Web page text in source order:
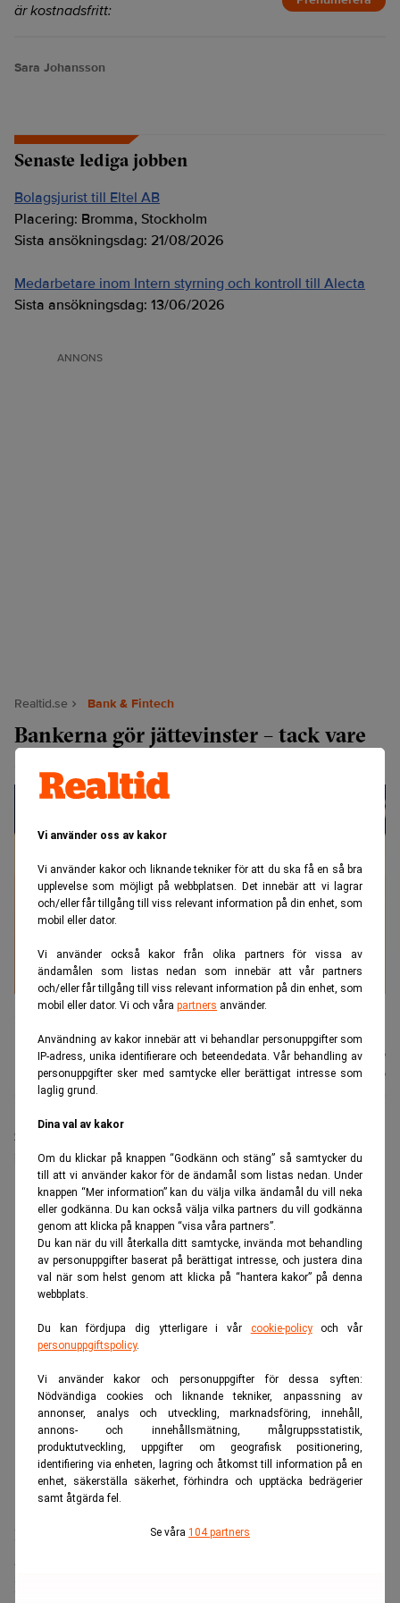
Vi använder oss av kakor
Vi använder kakor och liknande tekniker för att du ska få en så bra
upplevelse som möjligt på webbplatsen. Det innebär att vi lagrar
och/eller får tillgång till viss relevant information på din enhet, som
mobil eller dator.
Vi använder också kakor från olika partners för vissa av
ändamålen som listas nedan som innebär att vår partners
och/eller får tillgång till viss relevant information på din enhet, som
mobil eller dator. Vi och våra partners använder.
Användning av kakor innebär att vi behandlar personuppgifter som
IP-adress, unika identifierare och beteendedata. Vår behandling av
personuppgifter sker med samtycke eller berättigat intresse som
laglig grund.
Dina val av kakor
Om du klickar på knappen “Godkänn och stäng” så samtycker du
till att vi använder kakor för de ändamål som listas nedan. Under
knappen “Mer information” kan du välja vilka ändamål du vill neka
eller godkänna. Du kan också välja vilka partners du vill godkänna
genom att klicka på knappen “visa våra partners”.
Du kan när du vill återkalla ditt samtycke, invända mot behandling
av personuppgifter baserat på berättigat intresse, och justera dina
val när som helst genom att klicka på “hantera kakor” på denna
webbplats.
Du kan fördjupa dig ytterligare i vår cookie-policyoch vår
personuppgiftspolicy.
Vi använder kakor och personuppgifter för dessa syften:
Nödvändiga cookies och liknande tekniker, anpassning av
annonser, analys och utveckling, marknadsföring, innehåll,
annons- och innehållsmätning, målgruppsstatistik,
produktutveckling, uppgifter om geografisk positionering,
identifiering via enheten, lagring och åtkomst till information på en
enhet, säkerställa säkerhet, förhindra och upptäcka bedrägerier
samt åtgärda fel.
Se våra 104 partners
är kostnadsfritt:
Sara Johansson
Senaste lediga jobben
Bolagsjurist till Eltel AB
Placering: Bromma, Stockholm
Sista ansökningsdag: 21/08/2026
Medarbetare inom Intern styrning och kontroll till Alecta
Sista ansökningsdag: 13/06/2026
ANNONS
Realtid.se Bank & Fintech
Bankerna gör jättevinster – tack vare
David Solomon är vd på Goldman Sachs, en av
Johannes
Stenlund
Publicerad:13 juli 2026
Uppdaterad:13 juli 2026
Stora börsnoteringar är ett skäl till att
investmentbankerna väntas presentera stora vinster.
Men även tradingverksamheten hjälper till.
ANNONS
De amerikanska storbankerna väntas redovisa ett starkt
andra kvartal när rapportsäsongen inleds på tisdagen.
Höga intäkter från investment banking och en